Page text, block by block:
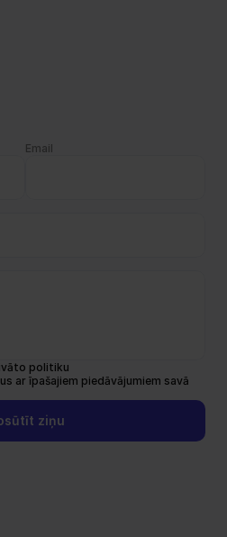
Email
politiku
ar īpašajiem piedāvājumiem savā
ziņu